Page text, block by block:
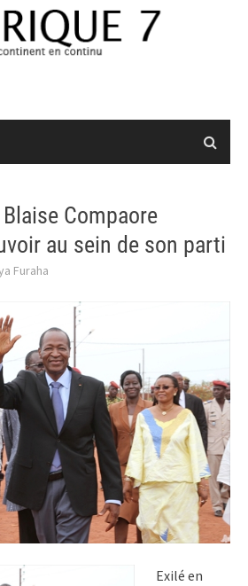
Compaore
au sein de son parti
Furaha
Exilé en